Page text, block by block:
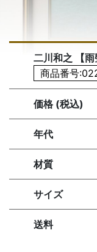
二川和之 【
商品番号
価格 (税込)
年代
材質
サイズ
送料